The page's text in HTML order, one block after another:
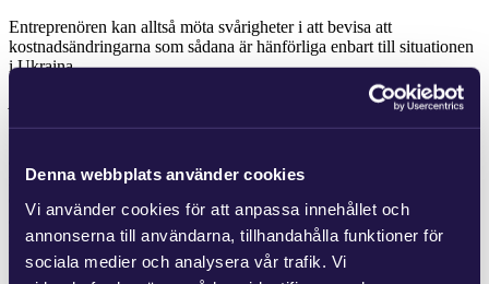
Denna webbplats använder cookies
Vi använder cookies för att anpassa innehållet och
annonserna till användarna, tillhandahålla funktioner för
sociala medier och analysera vår trafik. Vi
Entreprenören kan alltså möta svårigheter i att bevisa att
kostnadsändringarna som sådana är hänförliga enbart till situationen
i Ukraina.
Ändring av avtalat pris på grund av onormala prisförändringar
material som ingår i entreprenaden. Det krävs dock som sagt att det
då rör sig om onormala prisförändringar. Praxis på området talar för
att en onormal prisförändring enligt 6 kap. 3 § AB 04/ABT 06
främst avser marknadsövergripande prisstegringar snarare än
kostnadsuppgång i förhållande till en enskild leverantör.